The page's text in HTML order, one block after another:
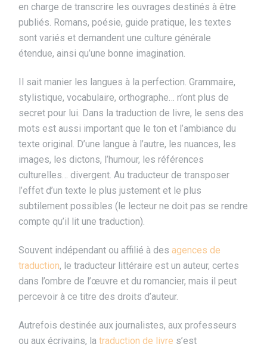
en charge de transcrire les ouvrages destinés à être
publiés. Romans, poésie, guide pratique, les textes
sont variés et demandent une culture générale
étendue, ainsi qu’une bonne imagination.
Il sait manier les langues à la perfection. Grammaire,
stylistique, vocabulaire, orthographe… n’ont plus de
secret pour lui. Dans la traduction de livre, le sens des
mots est aussi important que le ton et l’ambiance du
texte original. D’une langue à l’autre, les nuances, les
images, les dictons, l’humour, les références
culturelles… divergent. Au traducteur de transposer
l’effet d’un texte le plus justement et le plus
subtilement possibles (le lecteur ne doit pas se rendre
compte qu’il lit une traduction).
Souvent indépendant ou affilié à des agences de
traduction, le traducteur littéraire est un auteur, certes
dans l’ombre de l’œuvre et du romancier, mais il peut
percevoir à ce titre des droits d’auteur.
Autrefois destinée aux journalistes, aux professeurs
ou aux écrivains, la traduction de livre s’est